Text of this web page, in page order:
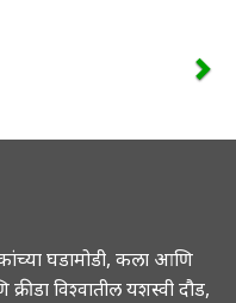
घडामोडी, कला आणि
विश्वातील यशस्वी दौड,